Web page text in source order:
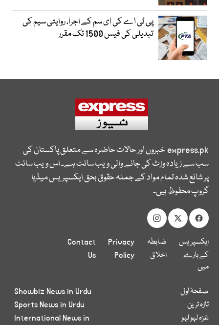
پی ٹی اے کی ای سم کے اجرا، روایتی سیم کی
تبدیلی کی فیس 1500 تک مقرر
express.pkخبروں اور حالات حاضرہ سے متعلق پاکستان کی
سب سے زیادہ وزٹ کی جانے والی ویب سائٹ ہے۔ اس ویب سائٹ
پر شائع شدہ تمام مواد کے جملہ حقوق بحق ایکسپریس میڈیا
گروپ محفوظ ہیں۔
ایکسپریس
کے بارے
میں
ضابطہ
اخلاق
Privacy
Policy
Contact
Us
صفحۂ اول
تازہ ترین
غزہ لہو لہو
Showbiz News in Urdu
Sports News in Urdu
International News in